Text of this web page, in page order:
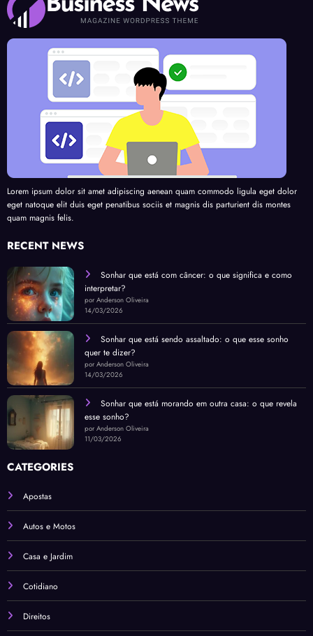
Lorem ipsum dolor sit amet adipiscing aenean quam commodo ligula eget dolor
eget natoque elit duis eget penatibus sociis et magnis dis parturient dis montes
quam magnis felis.
RECENT NEWS
Sonhar que está com câncer: o que significa e como
interpretar?
por Anderson Oliveira
14/03/2026
Sonhar que está sendo assaltado: o que esse sonho
quer te dizer?
por Anderson Oliveira
14/03/2026
Sonhar que está morando em outra casa: o que revela
esse sonho?
por Anderson Oliveira
11/03/2026
CATEGORIES
Apostas
Autos e Motos
Casa e Jardim
Cotidiano
Direitos